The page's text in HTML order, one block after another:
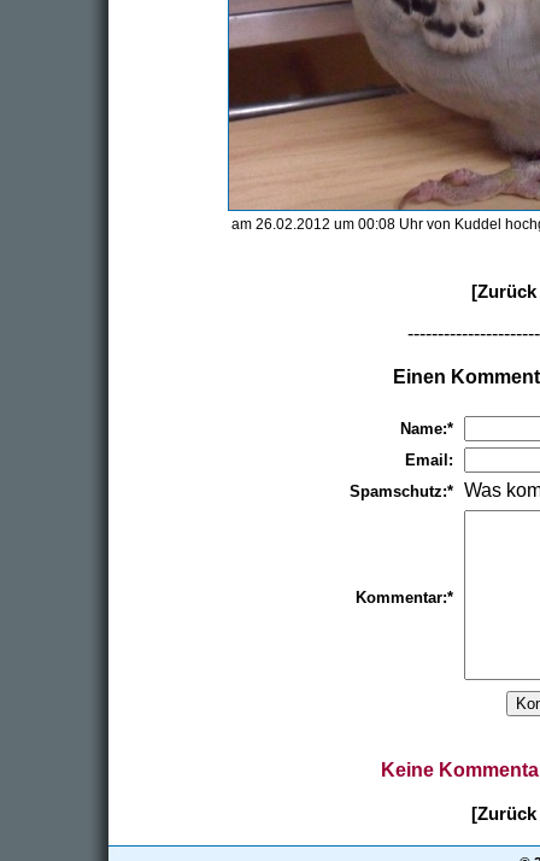
am 26.02.2012 um 00:08 Uhr von Kuddel
Einen
Name:*
Email:
Spamschutz:* Was
Kommentar:*
Keine